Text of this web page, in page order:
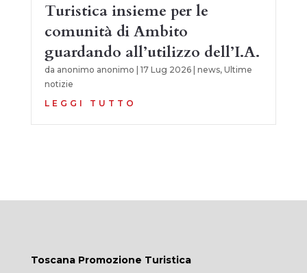
Turistica insieme per le
comunità di Ambito
guardando all’utilizzo dell’I.A.
da anonimo anonimo 17 Lug 2026| news, Ultime
notizie
LEGGI TUTTO
Toscana Promozione Turistica